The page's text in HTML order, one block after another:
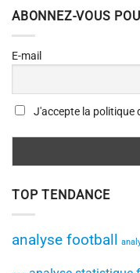
ABONNEZ-VOUS
E-mail
J'accepte la politique
TOP TENDANCE
analyse football